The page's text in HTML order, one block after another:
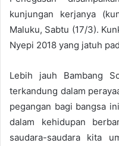
kunjungan kerjanya
Maluku, Sabtu (17/3).
Nyepi 2018 yang jatuh
Lebih jauh Bambang
terkandung dalam
pegangan bagi bangsa
dalam kehidupan
saudara-saudara kita